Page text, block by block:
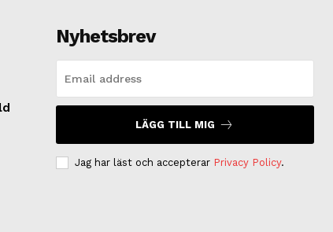
Nyhetsbrev
LÄGG TILL MIG
Jag har läst och accepterar Privacy Policy.